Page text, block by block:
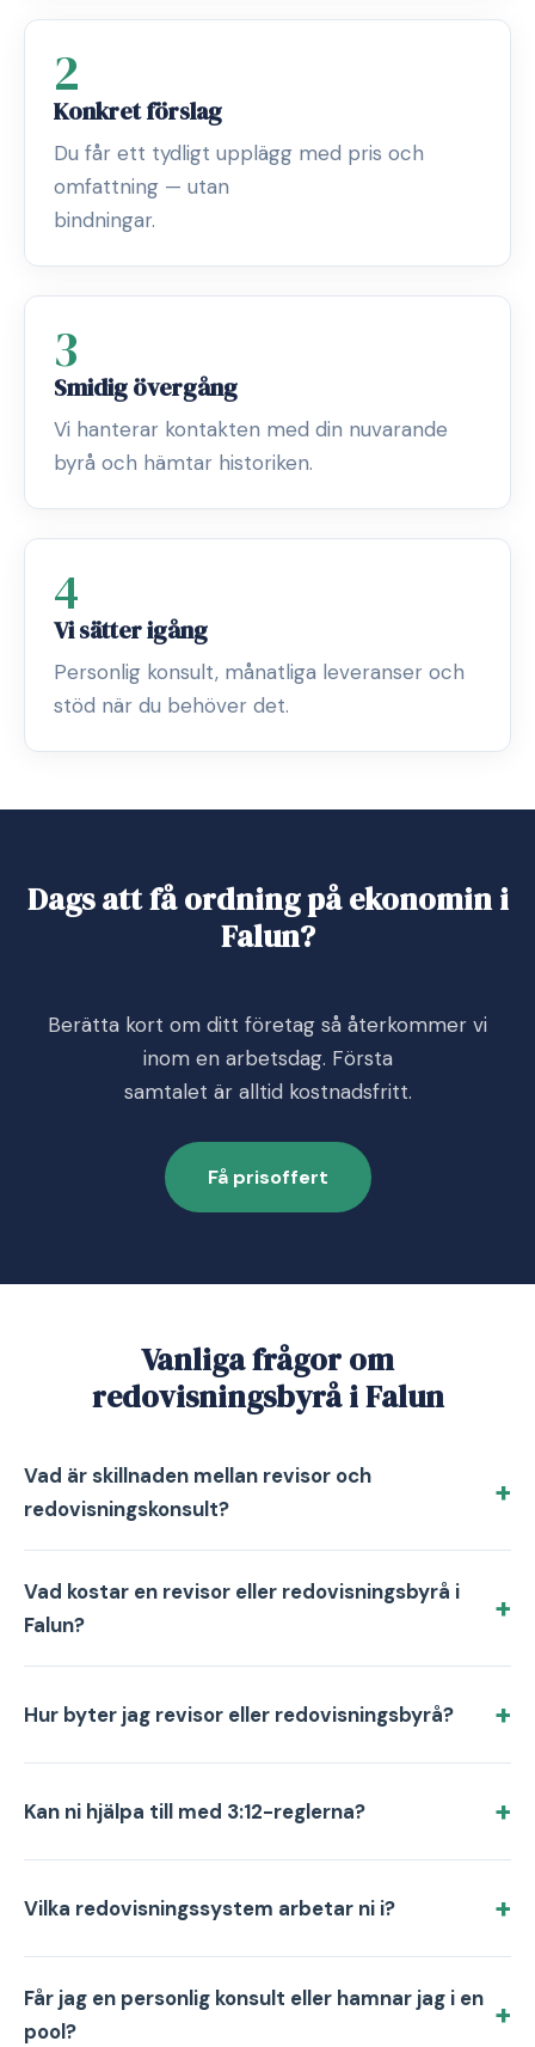
2
Konkret förslag
Du får ett tydligt upplägg med pris och
omfattning — utan
bindningar.
3
Smidig övergång
Vi hanterar kontakten med din nuvarande
byrå och hämtar historiken.
4
Vi sätter igång
Personlig konsult, månatliga leveranser och
stöd när du behöver det.
Dags att få ordning på ekonomin i
Falun?
Berätta kort om ditt företag så återkommer vi
inom en arbetsdag. Första
samtalet är alltid kostnadsfritt.
Få prisoffert
Vanliga frågor om
redovisningsbyrå i Falun
Vad är skillnaden mellan revisor och
redovisningskonsult?
Vad kostar en revisor eller redovisningsbyrå i
Falun?
Hur byter jag revisor eller redovisningsbyrå?
Kan ni hjälpa till med 3:12-reglerna?
Vilka redovisningssystem arbetar ni i?
Får jag en personlig konsult eller hamnar jag i en
pool?